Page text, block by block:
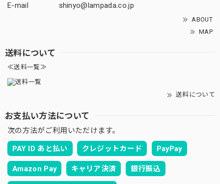
E-mail
shinyo@lampada.co.jp
ABOUT
MAP
送料について
≪送料一覧≫
送料について
お支払い方法について
次の方法がご利用いただけます。
PAY ID あと払い クレジットカード PayPay
Amazon Pay キャリア決済 銀行振込